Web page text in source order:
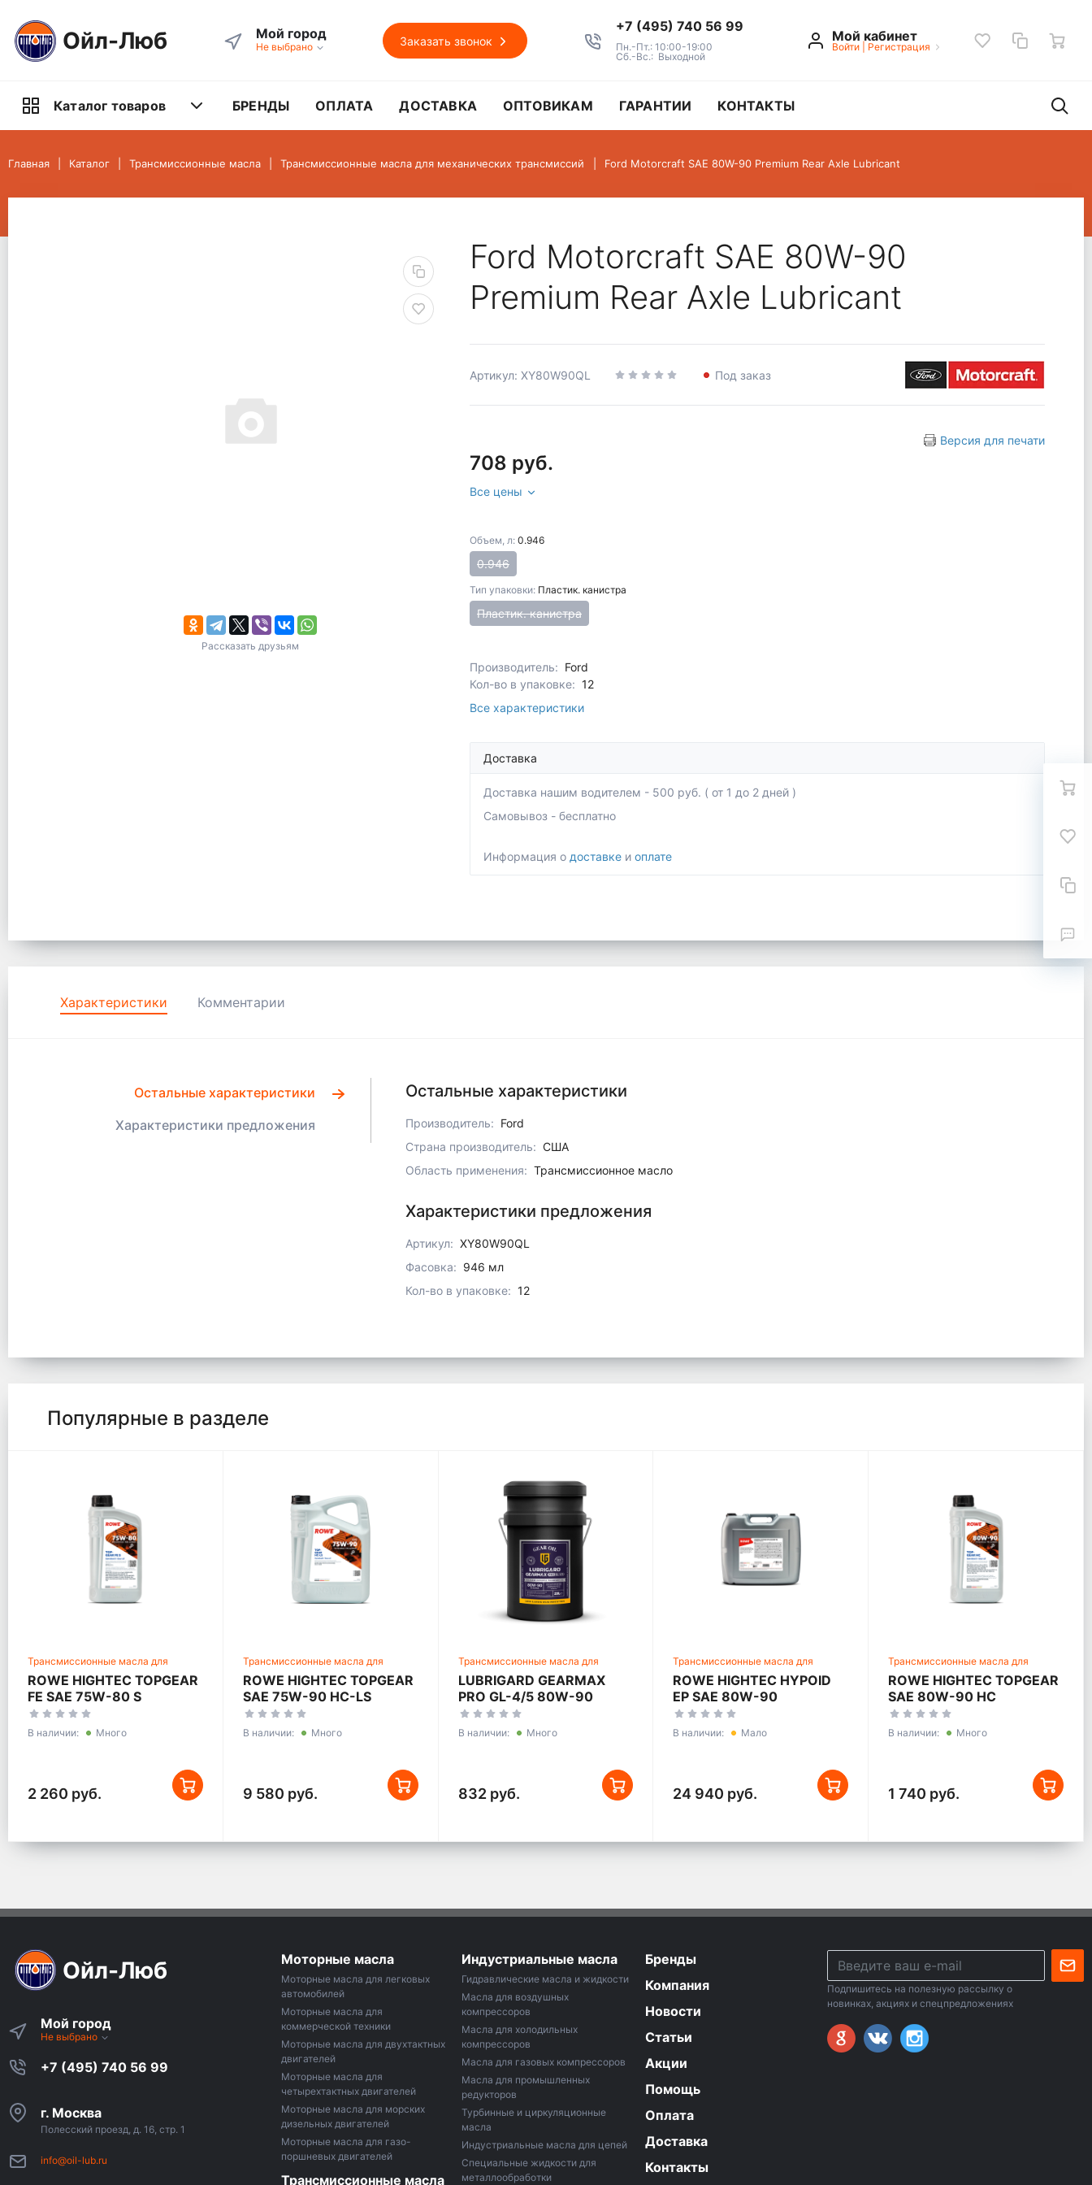
Ойл-Люб Мой город
Не выбрано Заказать звонок
+7 (495) 740 56 99
Пн.-Пт.: 10:00-19:00
Сб.-Вс.: Выходной
Мой кабинет
Войти| Регистрация
Каталог товаров БРЕНДЫ ОПЛАТА ДОСТАВКА ОПТОВИКАМ ГАРАНТИИ КОНТАКТЫ
Главная Каталог Трансмиссионные масла Трансмиссионные масла для механических трансмиссий Ford Motorcraft SAE 80W-90 Premium Rear Axle Lubricant
Рассказать друзьям
Ford Motorcraft SAE 80W-90
Premium Rear Axle Lubricant
Артикул: XY80W90QL Под заказ
Версия для печати
708 руб.
Все цены
Объем, л: 0.946
0.946
Тип упаковки: Пластик. канистра
Пластик. канистра
Производитель: Ford
Кол-во в упаковке: 12
Все характеристики
Доставка
Доставка нашим водителем - 500 руб. ( от 1 до 2 дней )
Самовывоз - бесплатно
Информация о доставке и оплате
Характеристики Комментарии
Остальные характеристики
Характеристики предложения
Остальные характеристики
Производитель: Ford
Страна производитель: США
Область применения: Трансмиссионное масло
Характеристики предложения
Артикул: XY80W90QL
Фасовка: 946 мл
Кол-во в упаковке: 12
Популярные в разделе
Трансмиссионные масла для
механических трансмиссий
ROWE HIGHTEC TOPGEAR
FE SAE 75W-80 S
В наличии: Много
2 260 руб.
Трансмиссионные масла для
механических трансмиссий
ROWE HIGHTEC TOPGEAR
SAE 75W-90 HC-LS
В наличии: Много
9 580 руб.
Трансмиссионные масла для
механических трансмиссий
LUBRIGARD GEARMAX
PRO GL-4/5 80W-90
В наличии: Много
832 руб.
Трансмиссионные масла для
механических трансмиссий
ROWE HIGHTEC HYPOID
EP SAE 80W-90
В наличии: Мало
24 940 руб.
Трансмиссионные масла для
механических трансмиссий
ROWE HIGHTEC TOPGEAR
SAE 80W-90 HC
В наличии: Много
1 740 руб.
Ойл-Люб
Мой город
Не выбрано
+7 (495) 740 56 99
г. Москва
Полесский проезд, д. 16, стр. 1
info@oil-lub.ru
Моторные масла
Моторные масла для легковых
автомобилей
Моторные масла для
коммерческой техники
Моторные масла для двухтактных
двигателей
Моторные масла для
четырехтактных двигателей
Моторные масла для морских
дизельных двигателей
Моторные масла для газо-
поршневых двигателей
Трансмиссионные масла
Индустриальные масла
Гидравлические масла и жидкости
Масла для воздушных
компрессоров
Маслa для холодильных
компрессоров
Масла для газовых компрессоров
Масла для промышленных
редукторов
Турбинные и циркуляционные
масла
Индустриальные масла для цепей
Специальные жидкости для
металлообработки
Бренды
Компания
Новости
Статьи
Акции
Помощь
Оплата
Доставка
Контакты
Подпишитесь на полезную рассылку о
новинках, акциях и спецпредложениях